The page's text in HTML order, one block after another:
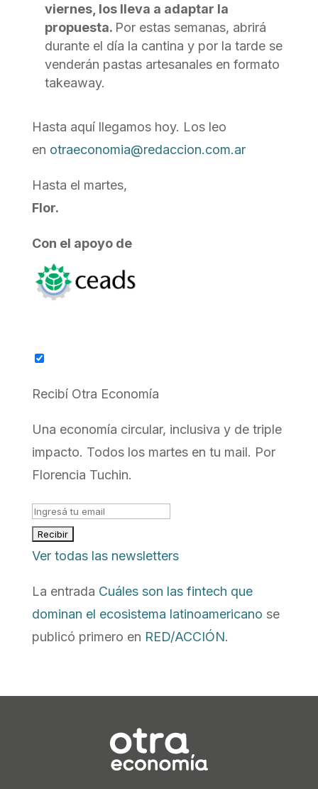
viernes, los lleva a adaptar la
propuesta. Por estas semanas, abrirá
durante el día la cantina y por la tarde se
venderán pastas artesanales en formato
takeaway.
Hasta aquí llegamos hoy. Los leo
en otraeconomia@redaccion.com.ar
Hasta el martes,
Flor.
Con el apoyo de
Recibí Otra Economía
Una economía circular, inclusiva y de triple
impacto. Todos los martes en tu mail. Por
Florencia Tuchin.
Ver todas las newsletters
La entrada Cuáles son las fintech que
dominan el ecosistema latinoamericano se
publicó primero en RED/ACCIÓN.